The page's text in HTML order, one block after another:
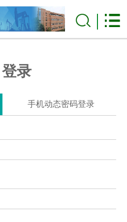
登录
手机动态密码登录